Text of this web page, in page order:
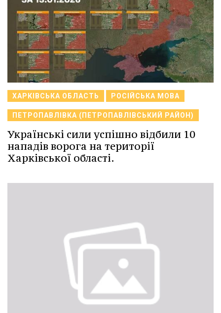
ХАРКІВСЬКА ОБЛАСТЬ РОСІЙСЬКА МОВА
ПЕТРОПАВЛІВКА (ПЕТРОПАВЛІВСЬКИЙ РАЙОН)
Українські сили успішно відбили 10
нападів ворога на території
Харківської області.